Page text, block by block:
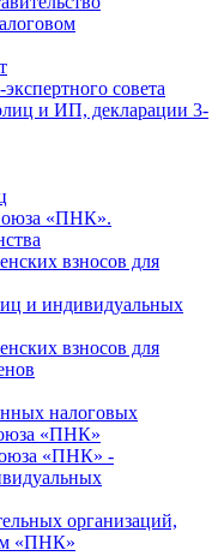
совета
и ИП, декларации 3-
«ПНК».
взносов для
и индивидуальных
взносов для
налоговых
«ПНК»
«ПНК» -
организаций,
«ПНК»